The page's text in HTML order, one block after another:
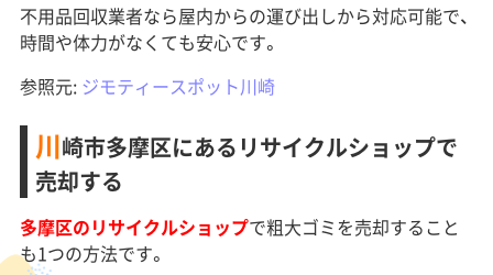
不用品回収業者なら屋内からの運び出しから対応可能で、
時間や体力がなくても安心です。
参照元: ジモティースポット川崎
川崎市多摩区にあるリサイクルショップで
売却する
多摩区のリサイクルショップで粗大ゴミを売却すること
も1つの方法です。